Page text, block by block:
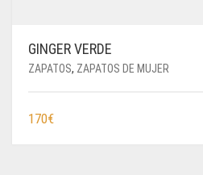
GINGER VERDE
ZAPATOS, ZAPATOS DE MUJER
170€ESTE